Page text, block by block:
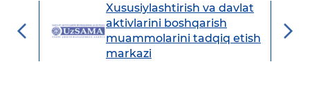
Xususiylashtirish va davlat
aktivlarini boshqarish
muammolarini tadqiq etish
markazi